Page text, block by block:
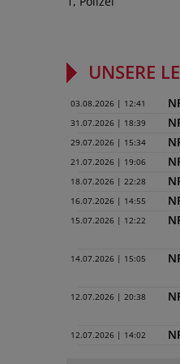
UNSERE
03.08.2026 | 12:41
31.07.2026 | 18:39
29.07.2026 | 15:34
21.07.2026 | 19:06
18.07.2026 | 22:28
16.07.2026 | 14:55
15.07.2026 | 12:22
14.07.2026 | 15:05
12.07.2026 | 20:38
12.07.2026 | 14:02